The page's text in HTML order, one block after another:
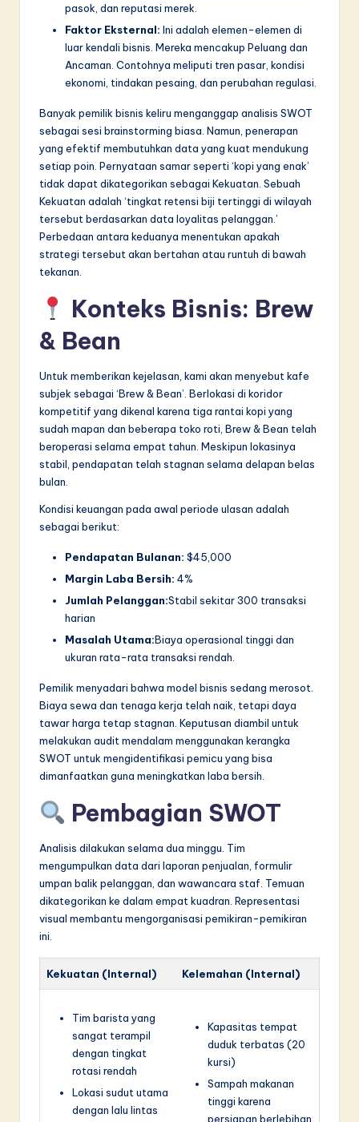
pasok, dan reputasi merek.
Faktor Eksternal: Ini adalah elemen-elemen di
luar kendali bisnis. Mereka mencakup Peluang dan
Ancaman. Contohnya meliputi tren pasar, kondisi
ekonomi, tindakan pesaing, dan perubahan regulasi.
Banyak pemilik bisnis keliru menganggap analisis SWOT
sebagai sesi brainstorming biasa. Namun, penerapan
yang efektif membutuhkan data yang kuat mendukung
setiap poin. Pernyataan samar seperti ‘kopi yang enak’
tidak dapat dikategorikan sebagai Kekuatan. Sebuah
Kekuatan adalah ‘tingkat retensi biji tertinggi di wilayah
tersebut berdasarkan data loyalitas pelanggan.’
Perbedaan antara keduanya menentukan apakah
strategi tersebut akan bertahan atau runtuh di bawah
tekanan.
Konteks Bisnis: Brew
& Bean
Untuk memberikan kejelasan, kami akan menyebut kafe
subjek sebagai ‘Brew & Bean’. Berlokasi di koridor
kompetitif yang dikenal karena tiga rantai kopi yang
sudah mapan dan beberapa toko roti, Brew & Bean telah
beroperasi selama empat tahun. Meskipun lokasinya
stabil, pendapatan telah stagnan selama delapan belas
bulan.
Kondisi keuangan pada awal periode ulasan adalah
sebagai berikut:
Pendapatan Bulanan: $45,000
Margin Laba Bersih: 4%
Jumlah Pelanggan:Stabil sekitar 300 transaksi
harian
Masalah Utama:Biaya operasional tinggi dan
ukuran rata-rata transaksi rendah.
Pemilik menyadari bahwa model bisnis sedang merosot.
Biaya sewa dan tenaga kerja telah naik, tetapi daya
tawar harga tetap stagnan. Keputusan diambil untuk
melakukan audit mendalam menggunakan kerangka
SWOT untuk mengidentifikasi pemicu yang bisa
dimanfaatkan guna meningkatkan laba bersih.
Pembagian SWOT
Analisis dilakukan selama dua minggu. Tim
mengumpulkan data dari laporan penjualan, formulir
umpan balik pelanggan, dan wawancara staf. Temuan
dikategorikan ke dalam empat kuadran. Representasi
visual membantu mengorganisasi pemikiran-pemikiran
ini.
Kekuatan (Internal) Kelemahan (Internal)
Tim barista yang
sangat terampil
dengan tingkat
rotasi rendah
Lokasi sudut utama
dengan lalu lintas
Kapasitas tempat
duduk terbatas (20
kursi)
Sampah makanan
tinggi karena
persiapan berlebihan